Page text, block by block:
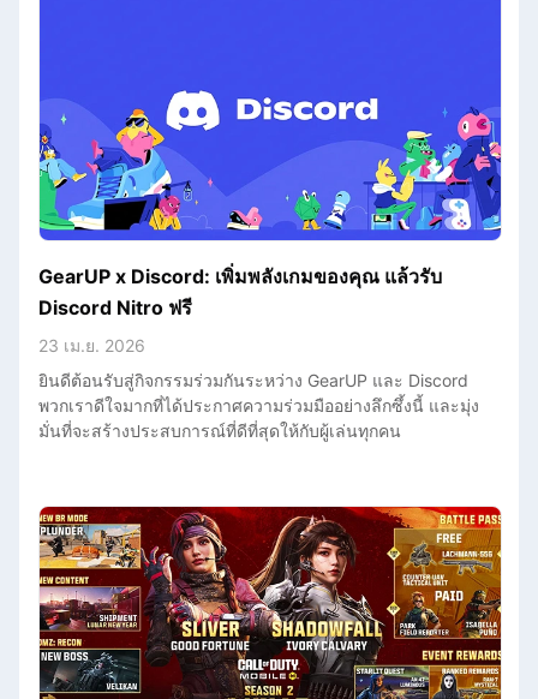
GearUP x Discord: เพิ่มพลังเกมของคุณ แล้วรับ
Discord Nitro ฟรี
23 เม.ย. 2026
ยินดีต้อนรับสู่กิจกรรมร่วมกันระหว่าง GearUP และ Discord
พวกเราดีใจมากที่ได้ประกาศความร่วมมืออย่างลึกซึ้งนี้ และมุ่ง
มั่นที่จะสร้างประสบการณ์ที่ดีที่สุดให้กับผู้เล่นทุกคน